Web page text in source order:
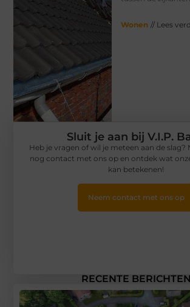
Wonen // Lees
RECENTE BERICHTEN
Sluit je aan bij V.I.P.
Heb je vragen of wil je meteen aan de slag?
nog contact met ons op en ontdek wat
kan betekenen!
Neem contact met ons op